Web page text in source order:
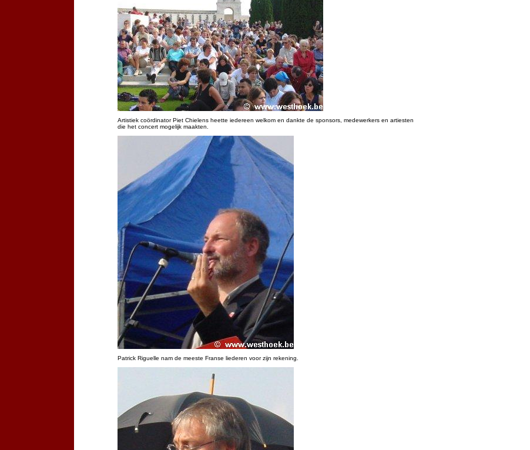
Artistiek coördinator Piet Chielens heette iedereen welkom en dankte de sponsors, medewerkers en artiesten
die het concert mogelijk maakten.
Patrick Riguelle nam de meeste Franse liederen voor zijn rekening.